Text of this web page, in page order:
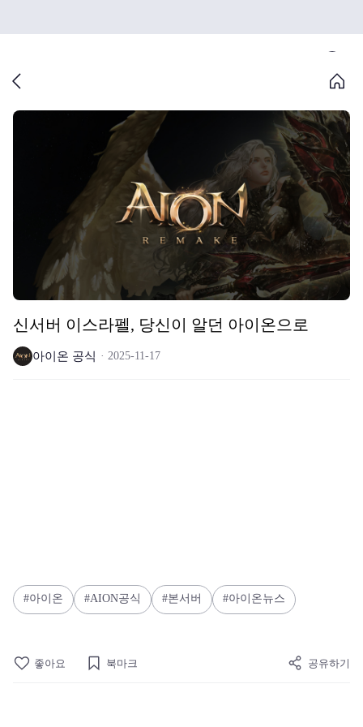
신서버 이스라펠, 당신이 알던 아이온으로
아이온 공식 2025-11-17
아이온 AION공식 본서버 아이온뉴스
좋아요 북마크 공유하기